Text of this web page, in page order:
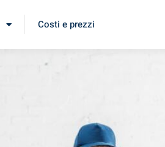
Costi e prezzi